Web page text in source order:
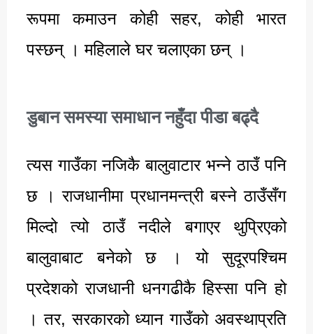
रूपमा कमाउन कोही सहर, कोही भारत
पस्छन् । महिलाले घर चलाएका छन् ।
डुबान समस्या समाधान नहुँदा पीडा बढ्दै
त्यस गाउँका नजिकै बालुवाटार भन्ने ठाउँ पनि
छ । राजधानीमा प्रधानमन्त्री बस्ने ठाउँसँग
मिल्दो त्यो ठाउँ नदीले बगाएर थुप्रिएको
बालुवाबाट बनेको छ । यो सुदूरपश्चिम
प्रदेशको राजधानी धनगढीकै हिस्सा पनि हो
। तर, सरकारको ध्यान गाउँको अवस्थाप्रति